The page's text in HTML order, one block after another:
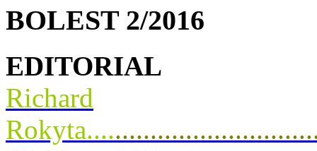
BOLEST 2/2016
EDITORIAL
Richard
Rokyta....